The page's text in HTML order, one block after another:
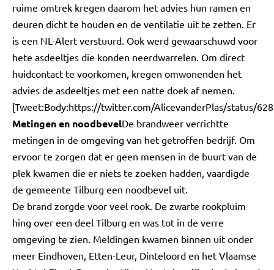
ruime omtrek kregen daarom het advies hun ramen en
deuren dicht te houden en de ventilatie uit te zetten. Er
is een NL-Alert verstuurd. Ook werd gewaarschuwd voor
hete asdeeltjes die konden neerdwarrelen. Om direct
huidcontact te voorkomen, kregen omwonenden het
advies de asdeeltjes met een natte doek af nemen.
[Tweet:Body:https://twitter.com/AlicevanderPlas/status/
Metingen en noodbevelDe brandweer verrichtte
metingen in de omgeving van het getroffen bedrijf. Om
ervoor te zorgen dat er geen mensen in de buurt van de
plek kwamen die er niets te zoeken hadden, vaardigde
de gemeente Tilburg een noodbevel uit.
De brand zorgde voor veel rook. De zwarte rookpluim
hing over een deel Tilburg en was tot in de verre
omgeving te zien. Meldingen kwamen binnen uit onder
meer Eindhoven, Etten-Leur, Dinteloord en het Vlaamse